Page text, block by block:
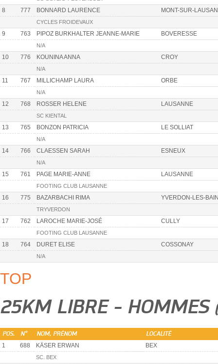
8 777 BONNARD LAURENCE MONT-SUR-
CYCLES FROIDEVAUX
9 763 PIPOZ BURKHALTER JEANNE-MARIE BOVERESSE
N/A
10 776 KOUNINA ANNA CROY
N/A
11 767 MILLICHAMP LAURA ORBE
N/A
12 768 ROSSER HELENE LAUSANNE
SC KIENTAL
13 765 BONZON PATRICIA LE SOLLIAT
N/A
14 766 CLAESSEN SARAH ESNEUX
N/A
15 761 PAGE MARIE-ANNE LAUSANNE
FOOTING CLUB LAUSANNE
16 775 BAZARBACHI RIMA YVERDON-LES-
TRYVERDON
17 762 LAROCHE MARIE-JOSÉ CULLY
FOOTING CLUB LAUSANNE
18 764 DURET ELISE COSSONAY
N/A
TOP
25KM LIBRE - HOMMES
POS. N° NOM, PRÉNOM LOCALITÉ
1 688 KÄSER ERWAN BEX
SC. BEX